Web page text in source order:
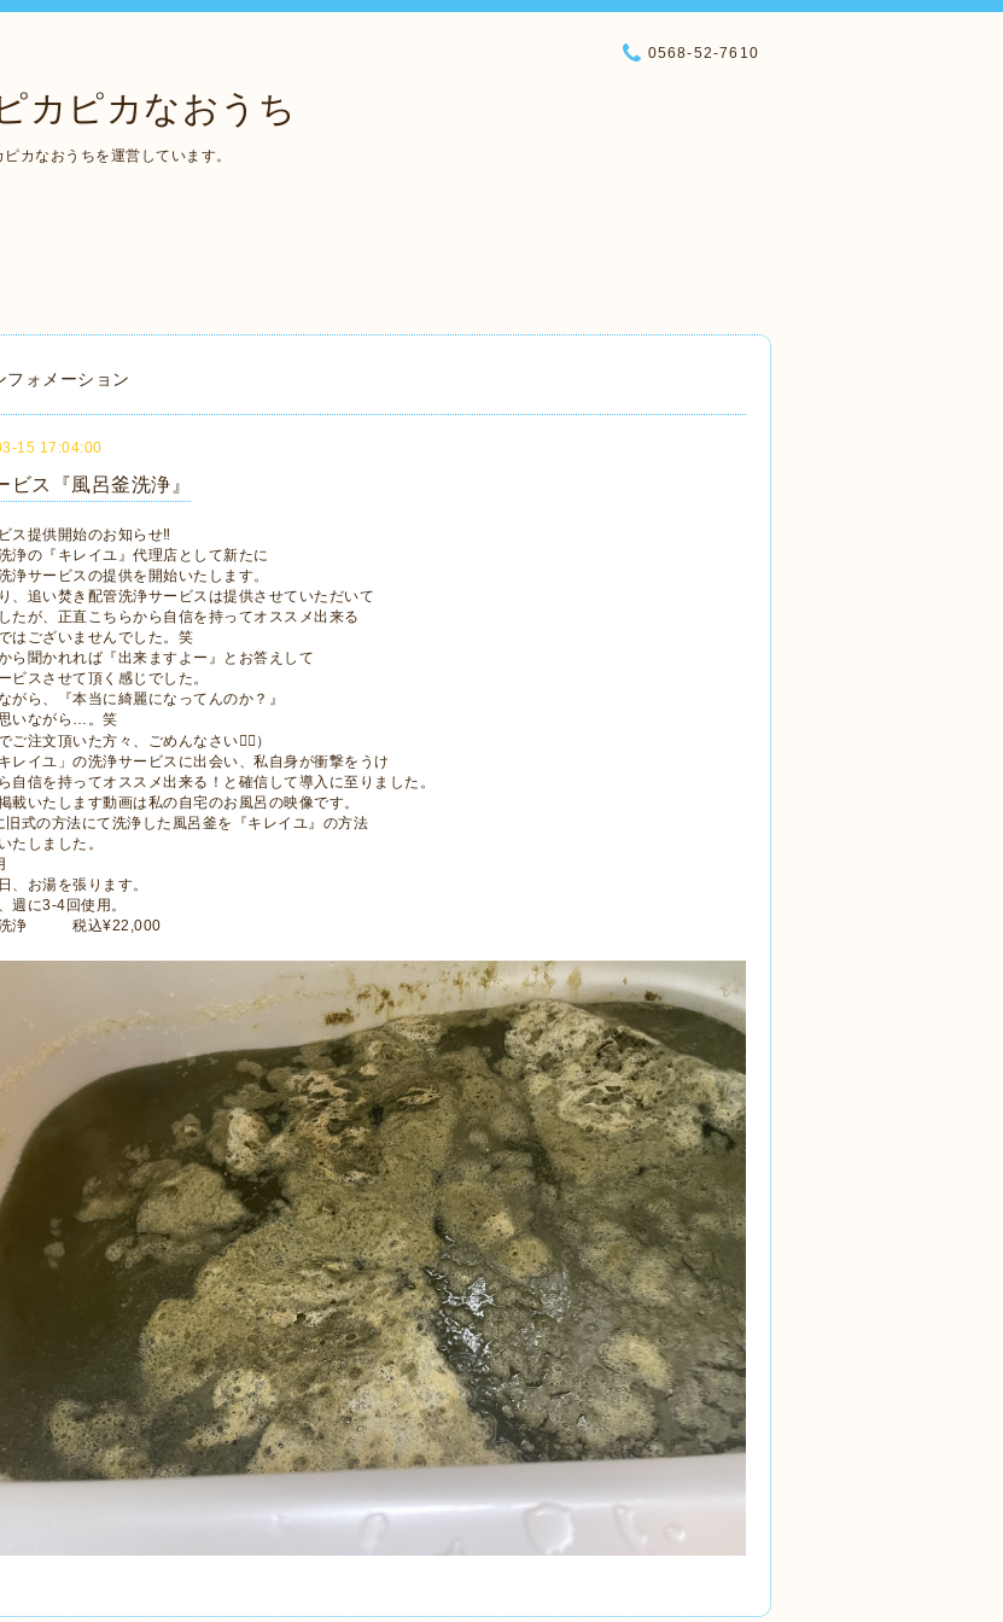
カピカなおうち
カなおうちを運営しています。
0568-52-7610
フォメーション
15 17:04:00
ビス『風呂釜洗浄』
ス提供開始のお知らせ‼️
浄の『キレイユ』代理店として新たに
浄サービスの提供を開始いたします。
、追い焚き配管洗浄サービスは提供させていただいて
たが、正直こちらから自信を持ってオススメ出来る
はございませんでした。笑
ら聞かれれば『出来ますよー』とお答えして
ビスさせて頂く感じでした。
がら、『本当に綺麗になってんのか？』
いながら…。笑
ご注文頂いた方々、ごめんなさい🙇‍♀️）
レイユ」の洗浄サービスに出会い、私自身が衝撃をうけ
自信を持ってオススメ出来る！と確信して導入に至りました。
載いたします動画は私の自宅のお風呂の映像です。
旧式の方法にて洗浄した風呂釜を『キレイユ』の方法
たしました。
、お湯を張ります。
週に3-4回使用。
洗浄 税込¥22,000